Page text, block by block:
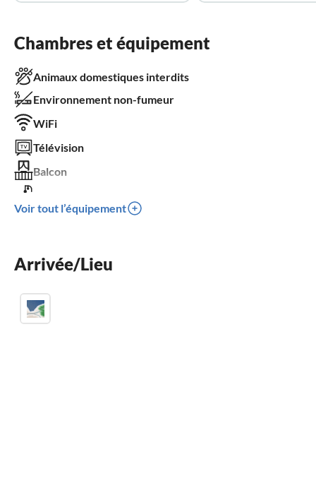
Chambres et équipement
Animaux domestiques interdits
Environnement non-fumeur
WiFi
Télévision
Balcon
Place de parking
Pas adapté pour les fauteuils roulants
Voir tout l’équipement
Arrivée/Lieu